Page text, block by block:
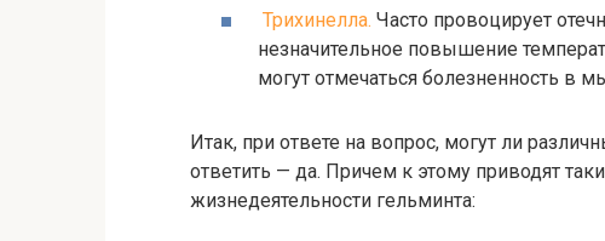
Трихинелла. Часто провоцирует
незначительное повышение
могут отмечаться болезненность в
Итак, при ответе на вопрос, могут ли
ответить — да. Причем к этому приводят
жизнедеятельности гельминта: